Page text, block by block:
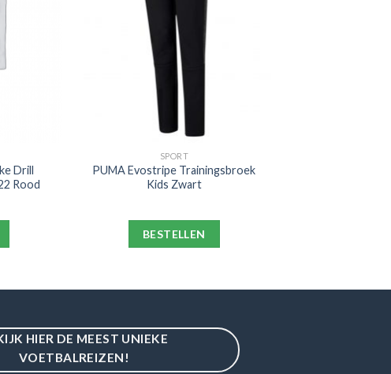
Drill
Rood
SPORT
PUMA Evostripe Trainingsbroek
Kids Zwart
BESTELLEN
HIER DE MEEST UNIEKE
VOETBALREIZEN!